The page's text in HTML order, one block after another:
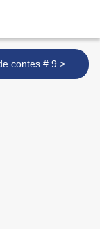
Livre de contes # 9 >